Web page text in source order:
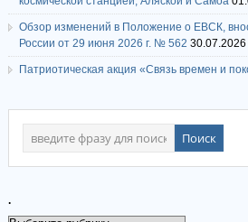
Обзор изменений в Положение о ЕВСК,
России от 29 июня 2026 г. № 562 30.07.2026
Патриотическая акция «Связь времен и
.